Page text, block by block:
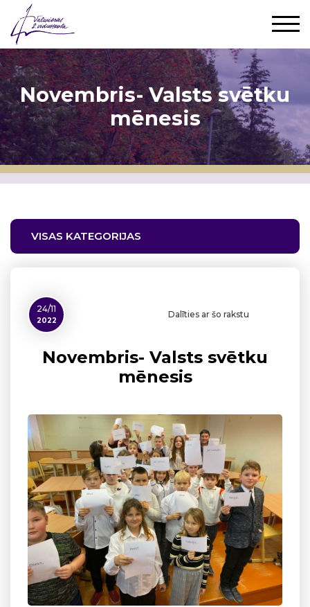
Novembris- Valsts svētku
mēnesis
VISAS KATEGORIJAS
24/11
2022
Dalīties ar šo rakstu
Novembris- Valsts svētku
mēnesis